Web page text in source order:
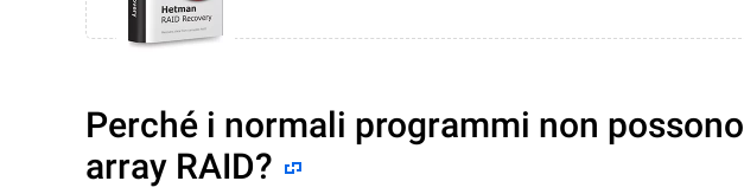
Perché i normali programmi non
array RAID?